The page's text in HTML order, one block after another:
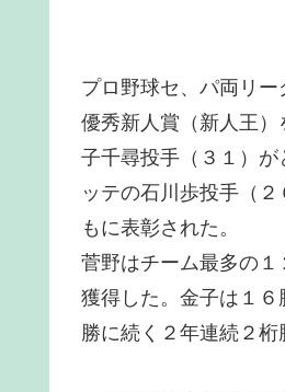
プロ野球セ、パ両リ
優秀新人賞（新人王
子千尋投手（３１）
ッテの石川歩投手（
もに表彰された。
菅野はチーム最多の
獲得した。金子は１
勝に続く２年連続２桁